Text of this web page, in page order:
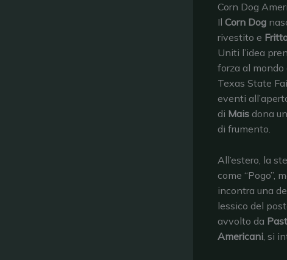
Corn Dog
Il Corn Dog
rivestito e
Uniti l’idea
forza al mondo
Texas State
eventi
di Mais dona
di frumento.
All’estero, la
come “Pogo”,
incontra una
lessico del
avvolto da
Americani , si